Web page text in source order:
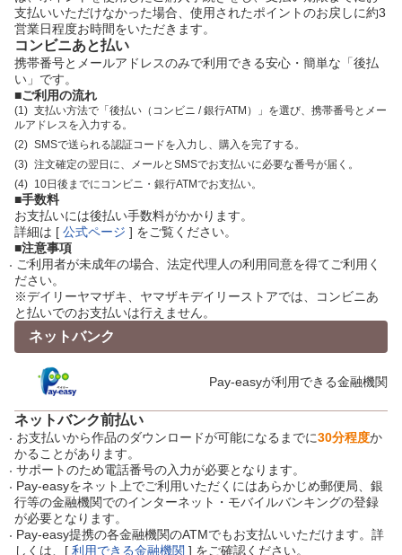
支払いいただけなかった場合、使用されたポイントのお戻しに約3
営業日程度お時間をいただきます。
コンビニあと払い
携帯番号とメールアドレスのみで利用できる安心・簡単な「後払
い」です。
■ご利用の流れ
支払い方法で「後払い（コンビニ / 銀行ATM）」を選び、携帯番号とメー
ルアドレスを入力する。
SMSで送られる認証コードを入力し、購入を完了する。
注文確定の翌日に、メールとSMSでお支払いに必要な番号が届く。
10日後までにコンビニ・銀行ATMでお支払い。
■手数料
お支払いには後払い手数料がかかります。
詳細は [ 公式ページ ] をご覧ください。
■注意事項
ご利用者が未成年の場合、法定代理人の利用同意を得てご利用く
ださい。
※デイリーヤマザキ、ヤマザキデイリーストアでは、コンビニあ
と払いでのお支払いは行えません。
ネットバンク
Pay-easyが利用できる金融機関
ネットバンク前払い
お支払いから作品のダウンロードが可能になるまでに30分程度か
かることがあります。
サポートのため電話番号の入力が必要となります。
Pay-easyをネット上でご利用いただくにはあらかじめ郵便局、銀
行等の金融機関でのインターネット・モバイルバンキングの登録
が必要となります。
Pay-easy提携の各金融機関のATMでもお支払いいただけます。詳
しくは、[ 利用できる金融機関 ] をご確認ください。